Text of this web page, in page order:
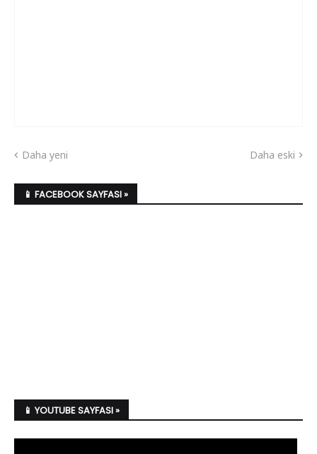
Daha yeni Daha eski
📱 FACEBOOK SAYFASI »
📱 YOUTUBE SAYFASI »